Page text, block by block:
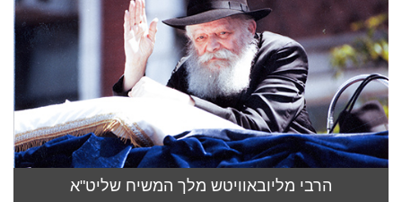
הרבי מליובאוויטש מלך המשיח שליט"א